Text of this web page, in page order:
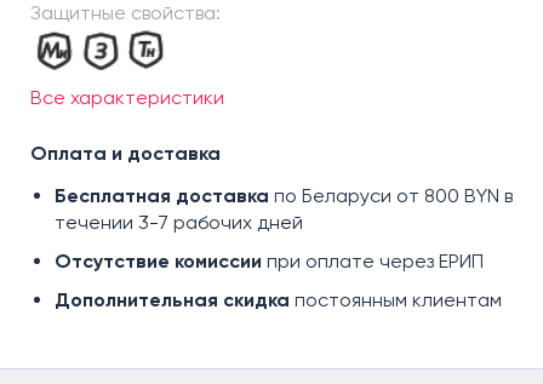
Защитные свойства:
Все характеристики
Оплата и доставка
Бесплатная доставка по Беларуси от 800 BYN в
течении 3-7 рабочих дней
Отсутствие комиссии при оплате через ЕРИП
Дополнительная скидка постоянным клиентам